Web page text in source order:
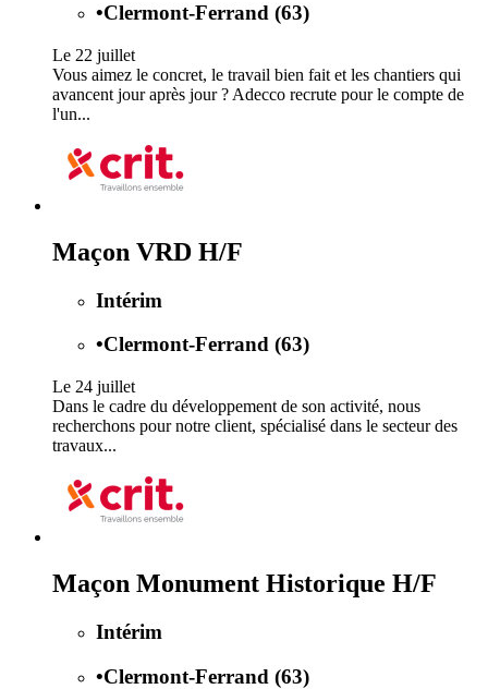
•Clermont-Ferrand (63)
Le 22 juillet
Vous aimez le concret, le travail bien fait et les chantiers qui
avancent jour après jour ? Adecco recrute pour le compte de
l'un...
Maçon VRD H/F
Intérim
•Clermont-Ferrand (63)
Le 24 juillet
Dans le cadre du développement de son activité, nous
recherchons pour notre client, spécialisé dans le secteur des
travaux...
Maçon Monument Historique H/F
Intérim
•Clermont-Ferrand (63)